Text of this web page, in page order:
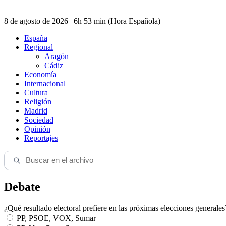
8 de agosto de 2026 | 6h 53 min (Hora Española)
España
Regional
Aragón
Cádiz
Economía
Internacional
Cultura
Religión
Madrid
Sociedad
Opinión
Reportajes
Debate
¿Qué resultado electoral prefiere en las próximas elecciones
PP, PSOE, VOX, Sumar